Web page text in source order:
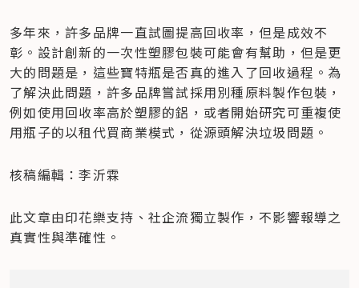
多年來，許多品牌一直試圖提高回收率，但是成效不
彰。設計創新的一次性塑膠包裝可能會有幫助，但是更
大的問題是，這些寶特瓶是否真的進入了回收過程。為
了解決此問題，許多品牌嘗試採用別種原料製作包裝，
例如使用回收率高於塑膠的鋁，或者開始研究可重複使
用瓶子的以租代買商業模式，從源頭解決垃圾問題。
核稿編輯：李沂霖
此文章由印花樂支持、社企流獨立製作，不影響報導之
真實性與準確性。